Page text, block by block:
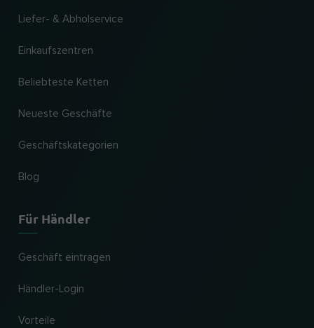
Liefer- & Abholservice
Einkaufszentren
Beliebteste Ketten
Neueste Geschäfte
Geschäftskategorien
Blog
Für Händler
Geschäft eintragen
Händler-Login
Vorteile